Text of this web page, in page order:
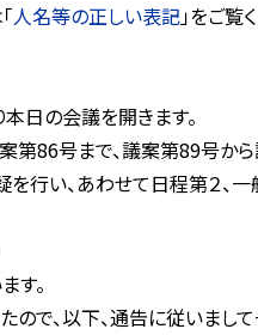
人名等の正しい表記」をご覧
日の会議を開きます。
第86号まで、議案第89号
行い、あわせて日程第２、
す。
で、以下、通告に従いまし